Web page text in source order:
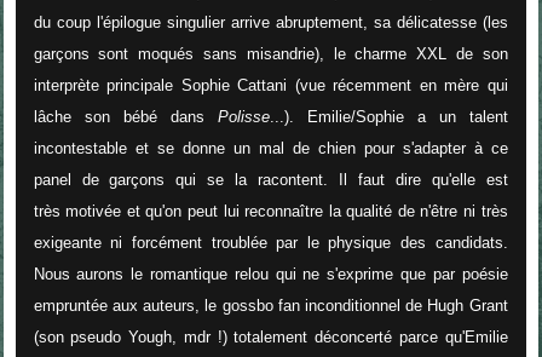
du coup l'épilogue singulier arrive abruptement, sa délicatesse (les
garçons sont moqués sans misandrie), le charme XXL de son
interprète principale Sophie Cattani (vue récemment en mère qui
lâche son bébé dans Polisse...). Emilie/Sophie a un talent
incontestable et se donne un mal de chien pour s'adapter à ce
panel de garçons qui se la racontent. Il faut dire qu'elle est
très motivée et qu'on peut lui reconnaître la qualité de n'être ni très
exigeante ni forcément troublée par le physique des candidats.
Nous aurons le romantique relou qui ne s'exprime que par poésie
empruntée aux auteurs, le gossbo fan inconditionnel de Hugh Grant
(son pseudo Yough, mdr !) totalement déconcerté parce qu'Emilie